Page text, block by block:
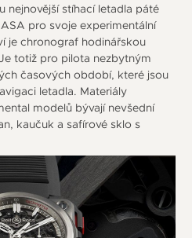
nejnovější stíhací letadla páté
pro svoje experimentální
je chronograf hodinářskou
totiž pro pilota nezbytným
časových období, které jsou
letadla. Materiály
modelů bývají nevšední
kaučuk a safírové sklo s